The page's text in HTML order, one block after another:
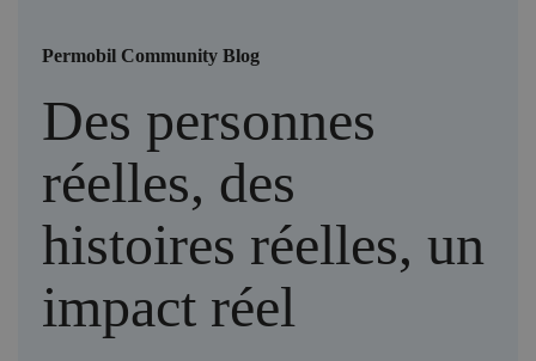
Permobil Community Blog
Des personnes
réelles, des
histoires réelles, un
impact réel